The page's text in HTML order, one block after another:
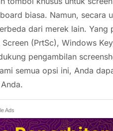
biasa. Namun, secara
dari merek lain. Yang
(PrtSc), Windows
pengambilan
semua opsi ini, Anda
Ads